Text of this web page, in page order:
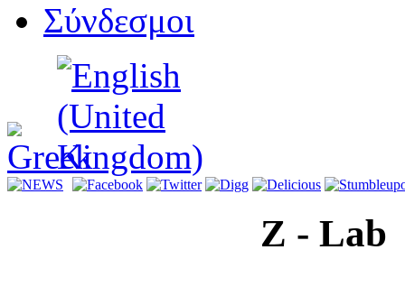
Σύνδεσμοι
Z - Lab